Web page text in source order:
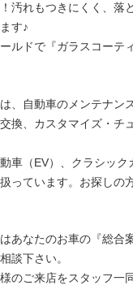
汚れもつきにくく、落
す♪
ルドで『ガラスコーテ
、自動車のメンテナン
換、カスタマイズ・チ
車（EV）、クラシック
っています。お探しの
あなたのお車の『総合
談下さい。
のご来店をスタッフ一